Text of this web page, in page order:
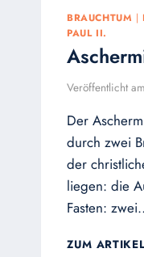
BRAUCHTUM |
PAUL II.
Veröffentlicht am
Der
durch zwei
der
liegen: die
Fasten:
ZUM